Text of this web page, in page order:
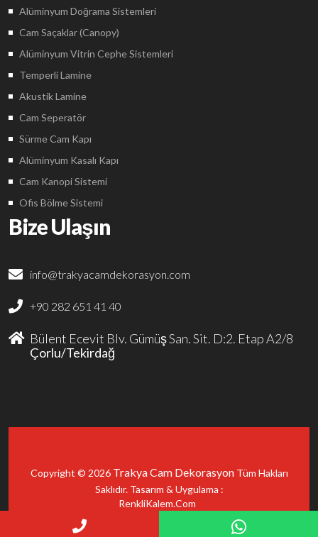
Alüminyum Doğrama Sistemleri
Cam Saçaklar (Canopy)
Alüminyum Vitrin Cephe Sistemleri
Temperli Lamine
Akustik Lamine
Cam Seperatör
Sürme Cam Kapı
Alüminyum Kasalı Kapı
Cam Kanopi Sistemi
Ofis Bölme Sistemi
Bize Ulaşın
info@trakyacamdekorasyon.com
+90 282 651 41 40
Bülent Ecevit Blv. Gümüş San. Sit. D:2. Etap A2/8
Çorlu/Tekirdağ
Copyright © 2026 Trakya Cam DekorasyonTüm Hakları
Saklıdır. Tasarım & Uygulama :
Çorlu Web Tasarım